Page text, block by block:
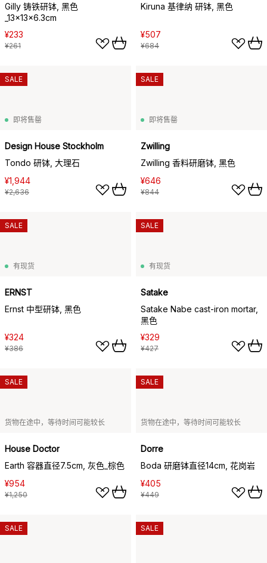
Gilly 铸铁研钵, 黑色
_13x13x6.3cm
¥233
¥261
Kiruna 基律纳 研钵, 黑色
¥507
¥684
即将售罄
Design House Stockholm
Tondo 研钵, 大理石
¥1,944
¥2,636
SALE
即将售罄
Zwilling
Zwilling 香料研磨钵, 黑色
¥646
¥844
SALE
有现货
ERNST
Ernst 中型研钵, 黑色
¥324
¥386
SALE
有现货
Satake
Satake Nabe cast-iron mortar,
黑色
¥329
¥427
SALE
货物在途中，等待时间可能较长
House Doctor
Earth 容器直径7.5cm, 灰色_棕色
¥954
¥1,250
SALE
货物在途中，等待时间可能较长
Dorre
Boda 研磨钵直径14cm, 花岗岩
¥405
¥449
SALE
SALE SALE